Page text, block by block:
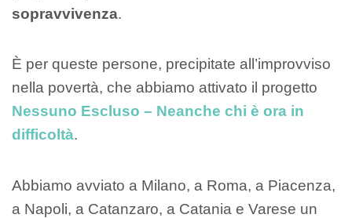
sopravvivenza.
È per queste persone, precipitate all’improvviso
nella povertà, che abbiamo attivato il progetto
Nessuno Escluso – Neanche chi è ora in
difficoltà.
Abbiamo avviato a Milano, a Roma, a Piacenza,
a Napoli, a Catanzaro, a Catania e Varese un